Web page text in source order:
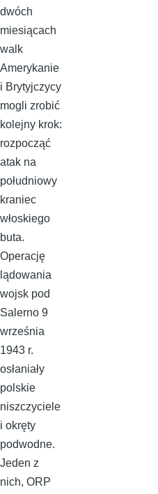
dwóch
miesiącach
walk
Amerykanie
i Brytyjczycy
mogli zrobić
kolejny krok:
rozpocząć
atak na
południowy
kraniec
włoskiego
buta.
Operację
lądowania
wojsk pod
Salerno 9
września
1943 r.
osłaniały
polskie
niszczyciele
i okręty
podwodne.
Jeden z
nich, ORP